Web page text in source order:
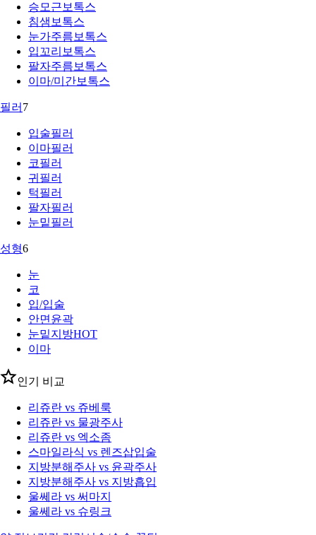
승모근보톡스
침샘보톡스
눈가주름보톡스
입꼬리보톡스
팔자주름보톡스
이마/미간보톡스
필러 7
입술필러
이마필러
코필러
귀필러
턱필러
팔자필러
눈밑필러
성형6
눈
코
입/입술
안면윤곽
눈밑지방HOT
이마
인기 비교
리쥬란 vs 쥬베룩
리쥬란 vs 물광주사
리쥬란 vs 엑소좀
스마일라식 vs 렌즈삽입술
지방분해주사 vs 윤곽주사
지방분해주사 vs 지방흡입
울쎄라 vs 써마지
울쎄라 vs 슈링크